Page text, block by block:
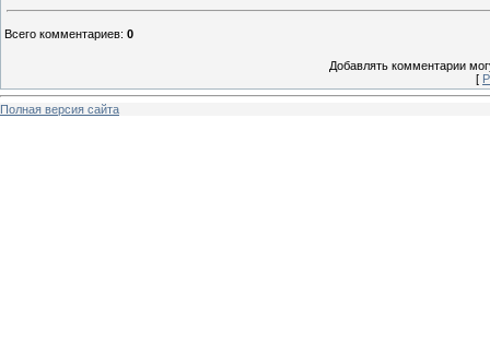
Всего комментариев: 0
Добавлять комментарии
[
Полная версия сайта